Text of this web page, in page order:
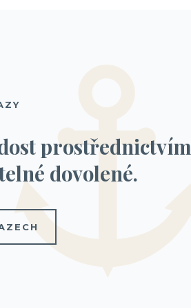
prostřednictvím
dovolené.